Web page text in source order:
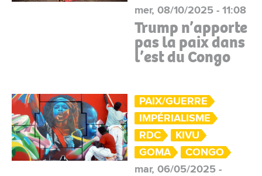
mer, 08/10/2025 - 11:08
Trump n’apporte
pas la paix dans
l’est du Congo
PAIX/GUERRE
IMPÉRIALISME
RDC
KIVU
GOMA
CONGO
mar, 06/05/2025 -